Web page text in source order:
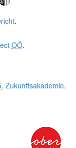
.
OÖ.
Zukunftsakademie.